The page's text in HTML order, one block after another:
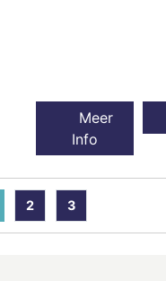
Meer
Info
2 3